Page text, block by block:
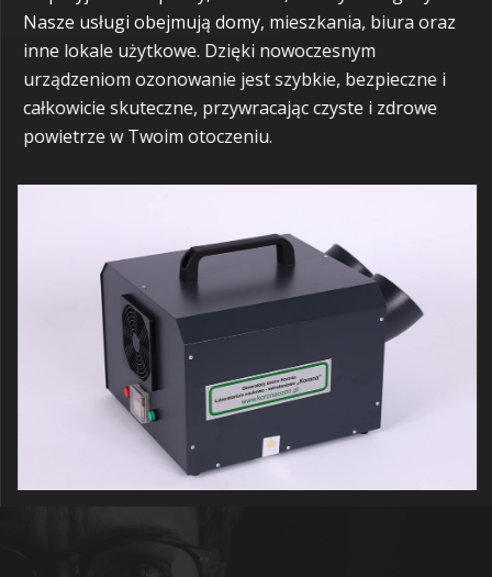
Nasze usługi obejmują domy, mieszkania, biura oraz
inne lokale użytkowe. Dzięki nowoczesnym
urządzeniom ozonowanie jest szybkie, bezpieczne i
całkowicie skuteczne, przywracając czyste i zdrowe
powietrze w Twoim otoczeniu.